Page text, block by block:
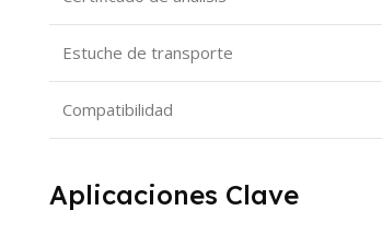
Estuche de transporte
Compatibilidad
Aplicaciones Clave